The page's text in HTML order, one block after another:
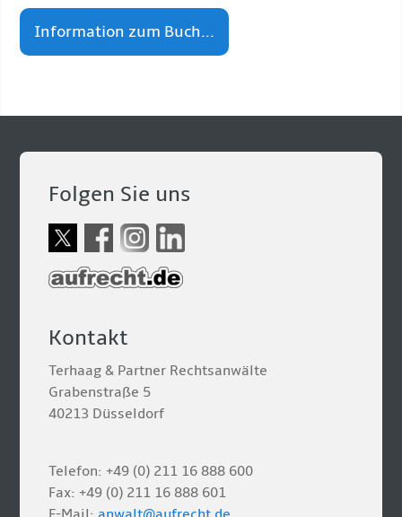
Information zum Buch...
Folgen Sie uns
Kontakt
Terhaag & Partner Rechtsanwälte
Grabenstraße 5
40213 Düsseldorf
Telefon: +49 (0) 211 16 888 600
Fax: +49 (0) 211 16 888 601